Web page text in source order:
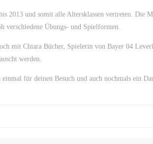
2013 und somit alle Altersklassen vertreten. Die
verschiedene Übungs- und Spielformen.
mit Chiara Bücher, Spielerin von Bayer 04
werden.
für deinen Besuch und auch nochmals ein